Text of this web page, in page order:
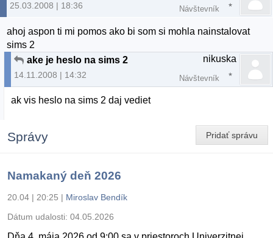
25.03.2008 | 18:36 Návštevník
ahoj aspon ti mi pomos ako bi som si mohla nainstalovat
sims 2
ake je heslo na sims 2
14.11.2008 | 14:32
nikuska
Návštevník
ak vis heslo na sims 2 daj vediet
Pridať správu
Správy
Namakaný deň 2026
20.04 | 20:25 | Miroslav Bendík
Dátum udalosti: 04.05.2026